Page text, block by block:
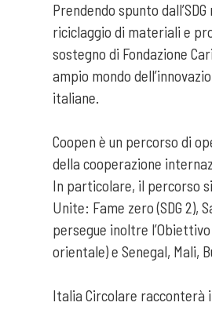
Prendendo spunto
riciclaggio di materiali e
sostegno di Fondazione
ampio mondo
italiane.
Coopen è un percorso di
della cooperazione
In particolare, il percorso
Unite: Fame zero (SDG 2),
persegue inoltre
orientale) e Senegal, Mali,
Italia Circolare racconterà